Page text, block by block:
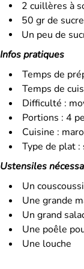
2 cuillères à
50 gr de sucre
Un peu de
Infos pratiques
Temps de
Temps de
Difficulté :
Portions : 4
Cuisine :
Type de plat
Ustensiles
Un
Une grande
Un grand
Une poêle
Une louche